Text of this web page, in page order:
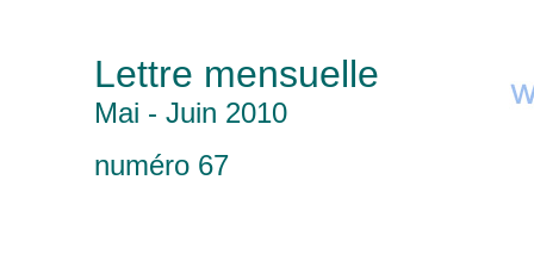
Lettre mensuelle
Mai - Juin 2010
numéro 67